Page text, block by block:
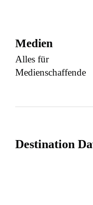
Medien
Alles für
Medienschaffende
Destination